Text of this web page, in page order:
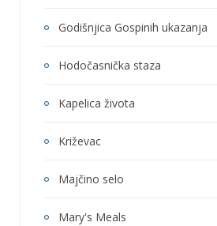
Godišnjica Gospinih ukazanja
Hodočasnička staza
Kapelica života
Križevac
Majčino selo
Mary's Meals